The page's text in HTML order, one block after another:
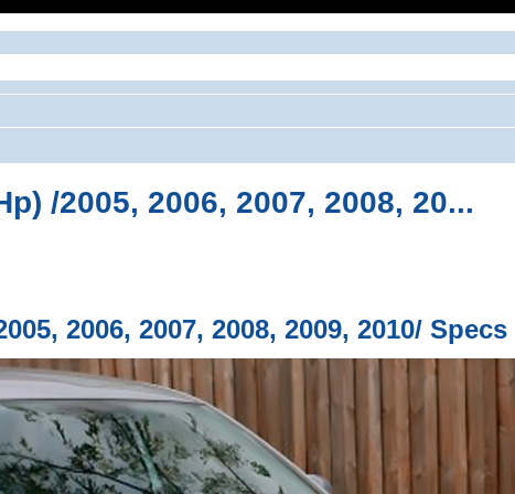
/2005, 2006, 2007, 2008, 20...
2006, 2007, 2008, 2009, 2010/ Specs